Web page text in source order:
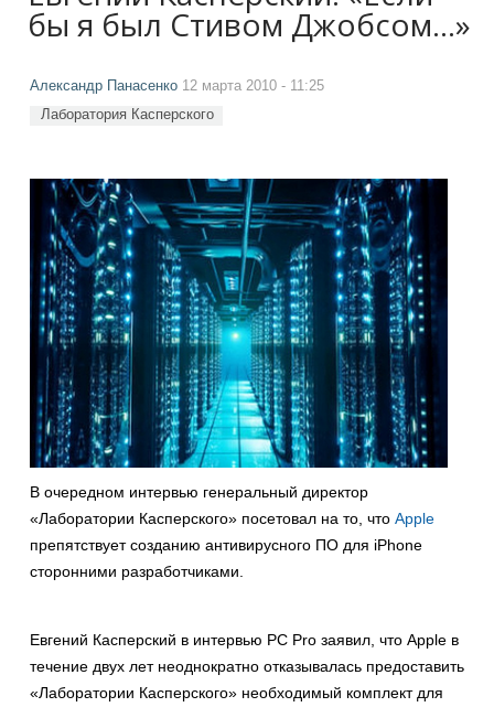
бы я был Стивом Джобсом...»
Александр Панасенко 12 марта 2010 - 11:25
Лаборатория Касперского
В очередном интервью генеральный директор
«Лаборатории Касперского» посетовал на то, что Apple
препятствует созданию антивирусного ПО для iPhone
сторонними разработчиками.
Евгений Касперский в интервью PC Pro заявил, что Apple в
течение двух лет неоднократно отказывалась предоставить
«Лаборатории Касперского» необходимый комплект для